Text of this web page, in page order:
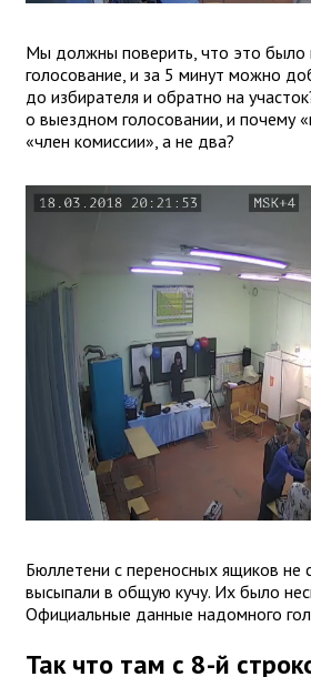
Мы должны поверить, что это было
голосование, и за 5 минут можно
до избирателя и обратно на
о выездном голосовании, и почему
«член комиссии», а не два?
Бюллетени с переносных ящиков не
высыпали в общую кучу. Их было
Официальные данные надомного
Так что там с 8-й